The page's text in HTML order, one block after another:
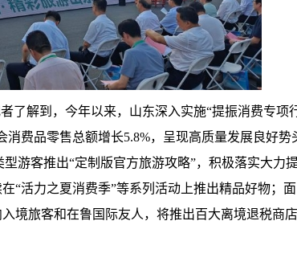
了解到，今年以来，山东深入实施“提振消费专项
费品零售总额增长5.8%，呈现高质量发展良好势
游客推出“定制版官方旅游攻略”，积极落实大力
“活力之夏消费季”等系列活动上推出精品好物；
境旅客和在鲁国际友人，将推出百大离境退税商